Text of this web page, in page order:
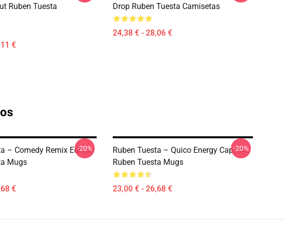
Ruben Tuesta
€
Drop Ruben Tuesta Camisetas
24,38 € - 28,06 €
– Comedy Remix Edition
Mugs
€
-20%
Ruben Tuesta – Quico Energy Capsule
Ruben Tuesta Mugs
23,00 € - 26,68 €
-20%